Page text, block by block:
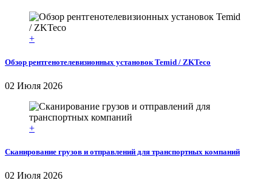
+
Обзор рентгенотелевизионных установок Temid / ZKTeco
02 Июля 2026
+
Сканирование грузов и отправлений для транспортных компаний
02 Июля 2026